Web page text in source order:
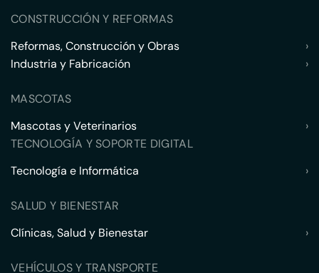
CONSTRUCCIÓN Y REFORMAS
Reformas, Construcción y Obras
›
Industria y Fabricación
›
MASCOTAS
Mascotas y Veterinarios
›
TECNOLOGÍA Y SOPORTE DIGITAL
Tecnología e Informática
›
SALUD Y BIENESTAR
Clínicas, Salud y Bienestar
›
VEHÍCULOS Y TRANSPORTE